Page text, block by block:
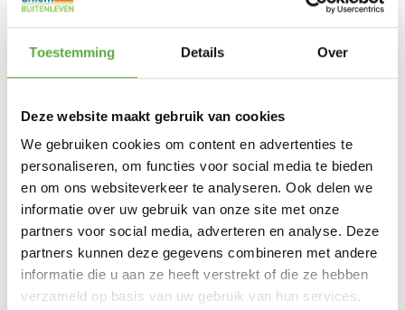
Toestemming Details Over
Deze website maakt gebruik van cookies
We gebruiken cookies om content en advertenties te
personaliseren, om functies voor social media te bieden
en om ons websiteverkeer te analyseren. Ook delen we
informatie over uw gebruik van onze site met onze
partners voor social media, adverteren en analyse. Deze
partners kunnen deze gegevens combineren met andere
informatie die u aan ze heeft verstrekt of die ze hebben
verzameld op basis van uw gebruik van hun services.
Kopersbescherming met Trusted Shops
SKU4x 65619010 + 1x 65915555Categorieën Dining sets,
Tuinsets
Hartman
Merk Hartman
Kleur Antraciet